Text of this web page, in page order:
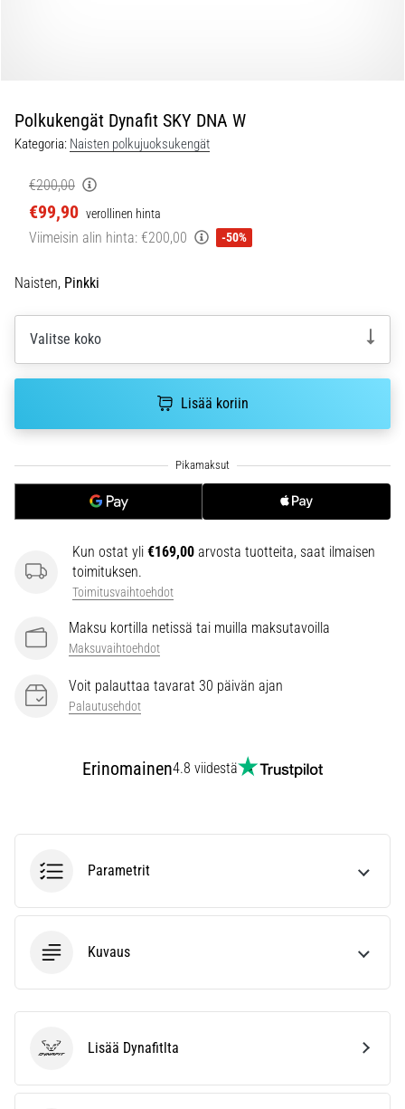
Käytännössä
sukkulajuoksu
nopeutta,
ketteryyttä
suunnanmuutoksia.
se
oikein,
missä
sitä…
•
Juoksijan
syyt,
ja
ennaltaehkäisy
Juoksijan
iliotibiaalisen
jänteen
oireyhtymä
juoksijoiden
keskuudessa.
Näytä
kaikki
Polkukengät Dynafit SKY DNA W
Kategoria: Naisten polkujuoksukengät
€200,00
€99,90 verollinen hinta
Viimeisin alin hinta: €200,00 -50%
Naisten, Pinkki
Valitse koko
Lisää koriin
Kun ostat yli €169,00 arvosta tuotteita, saat ilmaisen
toimituksen.
Toimitusvaihtoehdot
Maksu kortilla netissä tai muilla maksutavoilla
Maksuvaihtoehdot
Voit palauttaa tavarat 30 päivän ajan
Palautusehdot
Erinomainen4.8 viidestä
Parametrit
Kuvaus
DynafitLisää Dynafitlta